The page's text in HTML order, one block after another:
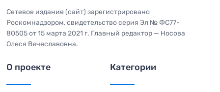
Сетевое издание (сайт) зарегистрировано
Роскомнадзором, свидетельство серия Эл № ФС77-
80505 от 15 марта 2021 г. Главный редактор — Носова
Олеся Вячеславовна.
О проекте Категории